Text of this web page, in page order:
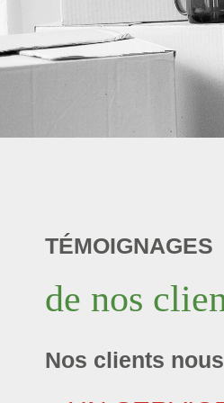
TÉMOIGNAGES
de nos
Nos clients